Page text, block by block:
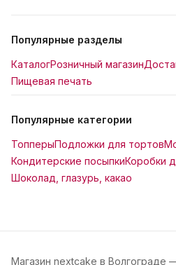
Популярные разделы
КаталогРозничный магазин
Пищевая печать
Популярные категории
ТопперыПодложки для тортов
Кондитерские посыпкиКоробки
Шоколад, глазурь, какао
Магазин nextcake в Волгограде